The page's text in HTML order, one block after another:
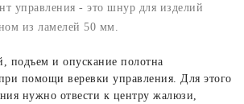
управления - это шнур для изделий
из ламелей 50 мм.
подъем и опускание полотна
помощи веревки управления. Для этого
нужно отвести к центру жалюзи,